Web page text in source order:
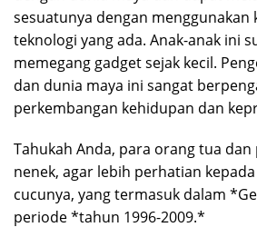
sesuatunya dengan menggunakan
teknologi yang ada. Anak-anak ini
memegang gadget sejak kecil.
dan dunia maya ini sangat
perkembangan kehidupan dan
Tahukah Anda, para orang tua dan
nenek, agar lebih perhatian
cucunya, yang termasuk dalam
periode *tahun 1996-2009.*